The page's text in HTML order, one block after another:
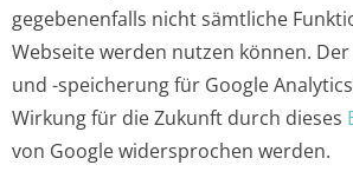
gegebenenfalls nicht sämtliche
Webseite werden nutzen können.
und -speicherung für Google
Wirkung für die Zukunft durch dieses
von Google widersprochen werden.